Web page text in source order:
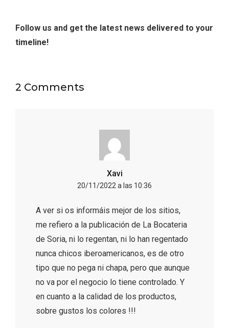
Follow us and get the latest news delivered to your
timeline!
2 Comments
Xavi
20/11/2022 a las 10:36
A ver si os informáis mejor de los sitios,
me refiero a la publicación de La Bocateria
de Soria, ni lo regentan, ni lo han regentado
nunca chicos iberoamericanos, es de otro
tipo que no pega ni chapa, pero que aunque
no va por el negocio lo tiene controlado. Y
en cuanto a la calidad de los productos,
sobre gustos los colores !!!
Enoturismo visitando la Bodega Museo
La Olmilla, en Peñafiel